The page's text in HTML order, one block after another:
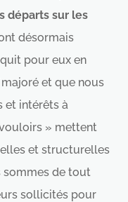
départs sur les
désormais
pour eux en
et que nous
et intérêts à
» mettent
et structurelles
sommes de tout
sollicités pour